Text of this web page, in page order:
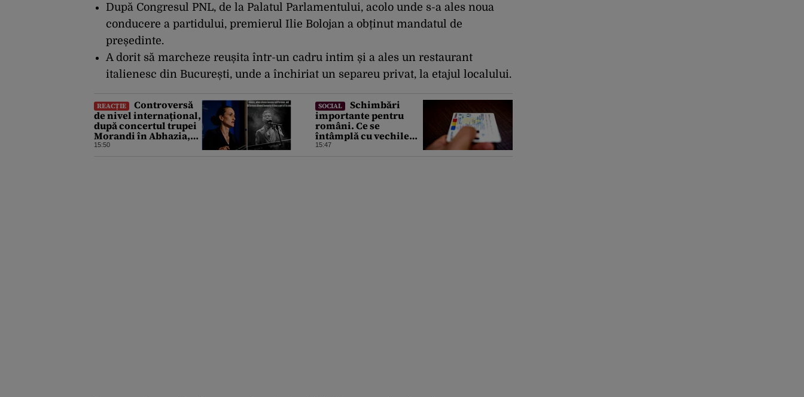
După Congresul PNL, de la Palatul Parlamentului, acolo unde s-a ales noua
conducere a partidului, premierul Ilie Bolojan a obținut mandatul de
președinte.
A dorit să marcheze reușita într-un cadru intim și a ales un restaurant
italienesc din București, unde a închiriat un separeu privat, la etajul localului.
REACȚIE
Controversă
de nivel internațional,
după concertul trupei
Morandi în Abhazia,
regiune separatistă,
15:50
SOCIAL
Schimbări
importante pentru
români. Ce se
întâmplă cu vechile
cărți de identitate. Ce
15:47